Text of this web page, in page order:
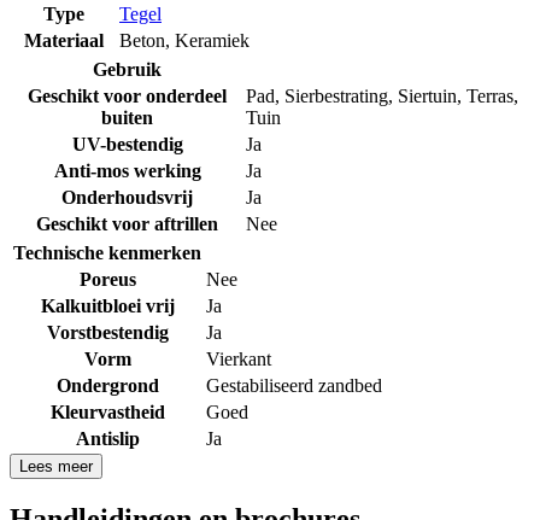
Type
Tegel
Materiaal
Beton, Keramiek
Gebruik
Geschikt voor onderdeel
buiten
Pad, Sierbestrating, Siertuin, Terras,
Tuin
UV-bestendig
Ja
Anti-mos werking
Ja
Onderhoudsvrij
Ja
Geschikt voor aftrillen
Nee
Technische kenmerken
Poreus
Nee
Kalkuitbloei vrij
Ja
Vorstbestendig
Ja
Vorm
Vierkant
Ondergrond
Gestabiliseerd zandbed
Kleurvastheid
Goed
Antislip
Ja
Lees meer